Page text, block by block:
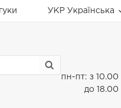
УКР Українська
пн-пт: з 10.00
до 18.00